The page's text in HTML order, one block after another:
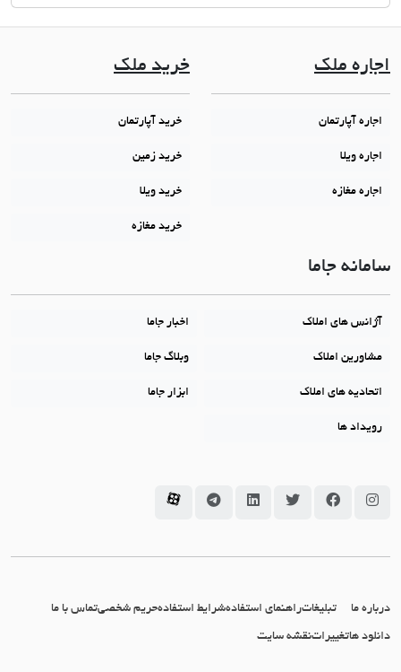
اجاره ملک
اجاره آپارتمان
اجاره ویلا
اجاره مغازه
خرید ملک
خرید آپارتمان
خرید زمین
خرید ویلا
خرید مغازه
سامانه جاما
آژانس های املاک اخبار جاما
مشاورین املاک وبلاگ جاما
اتحادیه های املاک ابزار جاما
رویداد ها
سامانه جاما در اینستاگرام
سامانه جاما در فیسبوک
سامانه جاما در توئیتر
سامانه جاما در لینکداین
سامانه جاما در تلگرام
سامانه جاما در آپارات
درباره ما تبلیغاتراهنمای استفادهشرایط استفادهحریم شخصیتماس با ما
دانلود هاتغییراتنقشه سایت